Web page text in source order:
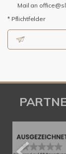
Mail an
* Pflichtfelder